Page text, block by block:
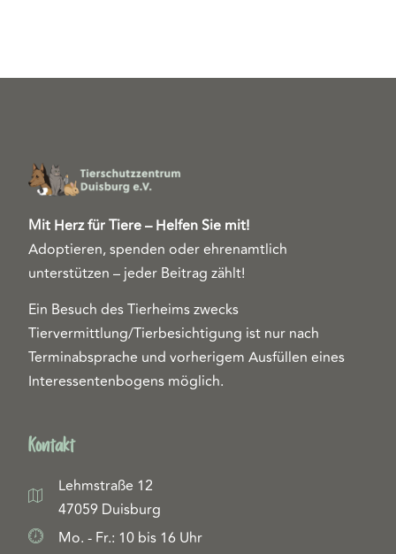
Mit Herz für Tiere – Helfen Sie mit!
Adoptieren, spenden oder ehrenamtlich
unterstützen – jeder Beitrag zählt!
Ein Besuch des Tierheims zwecks
Tiervermittlung/Tierbesichtigung ist nur nach
Terminabsprache und vorherigem Ausfüllen eines
Interessentenbogens möglich.
Kontakt
Lehmstraße 12
47059 Duisburg
Mo. - Fr.: 10 bis 16 Uhr